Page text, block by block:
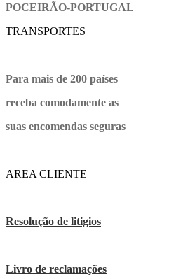
POCEIRÃO-PORTUGAL
TRANSPORTES
Para mais de 200 países
receba comodamente as
suas encomendas seguras
AREA CLIENTE
Resolução de litigios
Livro de reclamações